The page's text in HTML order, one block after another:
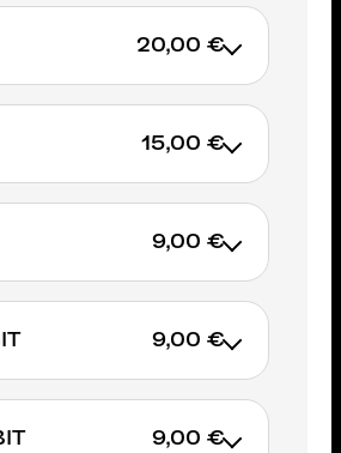
20,00 €
AU PANIER15,00 €
AU PANIER9,00 €
AU PANIER9,00 €
AU PANIER9,00 €